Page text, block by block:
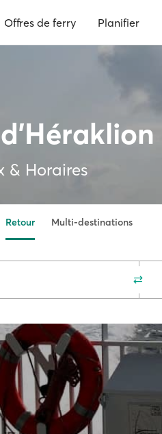
Offres de ferry Planifier
& Horaires
Retour Multi-destinations